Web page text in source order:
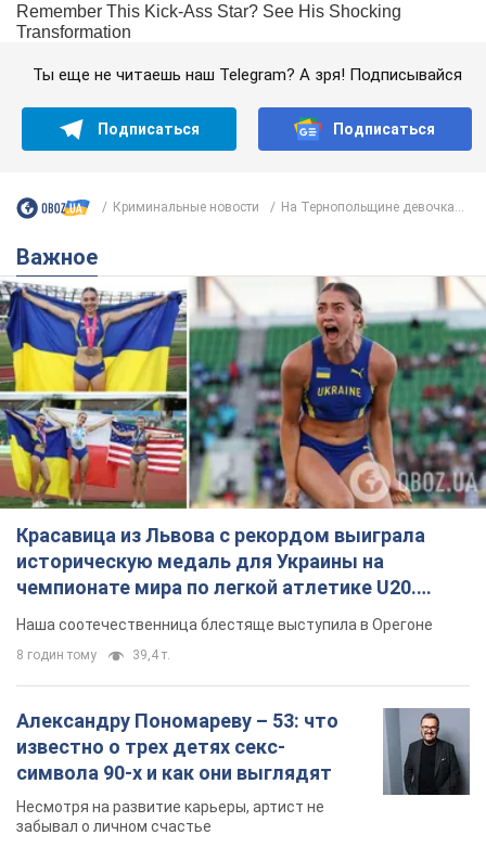
Ты еще не читаешь наш Telegram? А зря! Подписывайся
Подписаться Подписаться
Криминальные новости На Тернопольщине девочка...
Важное
Красавица из Львова с рекордом выиграла
историческую медаль для Украины на
чемпионате мира по легкой атлетике U20.
Видео
Наша соотечественница блестяще выступила в Орегоне
8 годин тому 39,4 т.
Александру Пономареву – 53: что
известно о трех детях секс-
символа 90-х и как они выглядят
Несмотря на развитие карьеры, артист не
забывал о личном счастье